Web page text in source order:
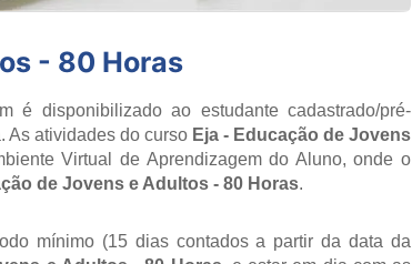
- 80 Horas
é disponibilizado ao estudante cadastrado/pré-
As atividades do curso Eja - Educação de Jovens
Virtual de Aprendizagem do Aluno, onde o
de Jovens e Adultos - 80 Horas.
mínimo (15 dias contados a partir da data da